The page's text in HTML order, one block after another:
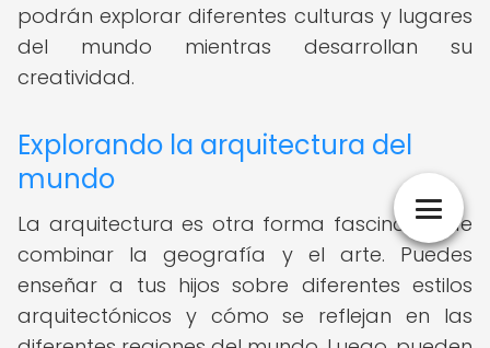
podrán explorar diferentes culturas y lugares
del mundo mientras desarrollan su
creatividad.
Explorando la arquitectura del
mundo
La arquitectura es otra forma fascinante de
combinar la geografía y el arte. Puedes
enseñar a tus hijos sobre diferentes estilos
arquitectónicos y cómo se reflejan en las